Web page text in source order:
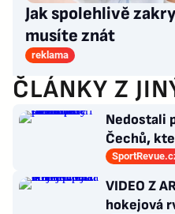
Jak spolehlivě
musíte znát
reklama
ČLÁNKY Z
Nedostali
Čechů,
maximálně
VIDEO Z
hokejová